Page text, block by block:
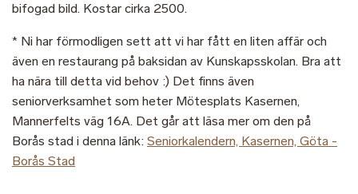
bifogad bild. Kostar cirka 2500.
* Ni har förmodligen sett att vi har fått en liten affär och
även en restaurang på baksidan av Kunskapsskolan. Bra att
ha nära till detta vid behov :) Det finns även
seniorverksamhet som heter Mötesplats Kasernen,
Mannerfelts väg 16A. Det går att läsa mer om den på
Borås stad i denna länk: Seniorkalendern, Kasernen, Göta -
Borås Stad